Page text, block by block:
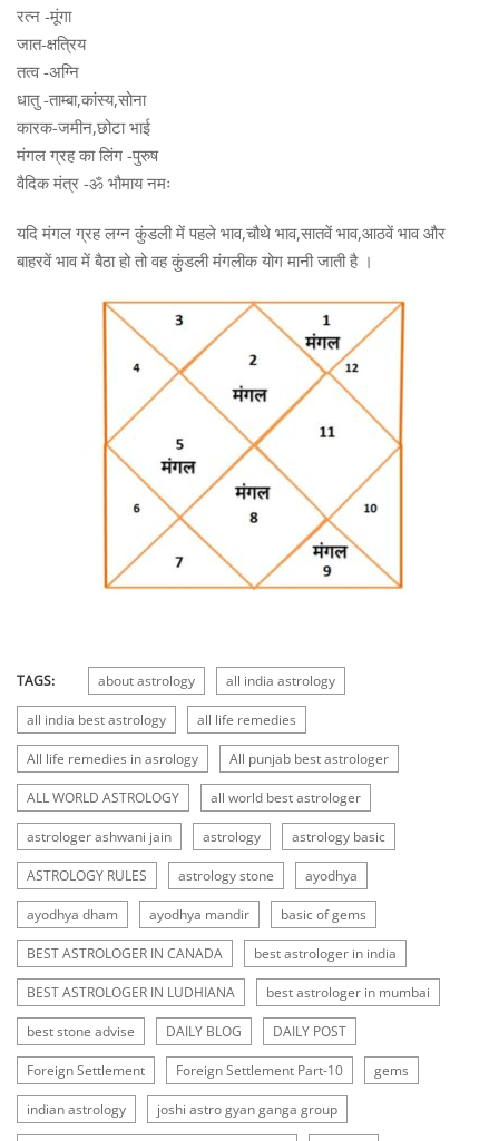
रत्न -मूंगा
जात-क्षत्रिय
तत्व -अग्नि
धातु -ताम्बा,कांस्य,सोना
कारक-जमीन,छोटा भाई
मंगल ग्रह का लिंग -पुरुष
वैदिक मंत्र -ॐ भौमाय नमः
यदि मंगल ग्रह लग्न कुंडली में पहले भाव,चौथे भाव,सातवें भाव,आठवें भाव और
बाहरवें भाव में बैठा हो तो वह कुंडली मंगलीक योग मानी जाती है ।
TAGS: about astrology all india astrology
all india best astrology all life remedies
All life remedies in asrology All punjab best astrologer
ALL WORLD ASTROLOGY all world best astrologer
astrologer ashwani jain astrology astrology basic
ASTROLOGY RULES astrology stone ayodhya
ayodhya dham ayodhya mandir basic of gems
BEST ASTROLOGER IN CANADA best astrologer in india
BEST ASTROLOGER IN LUDHIANA best astrologer in mumbai
best stone advise DAILY BLOG DAILY POST
Foreign Settlement Foreign Settlement Part-10 gems
indian astrology joshi astro gyan ganga group